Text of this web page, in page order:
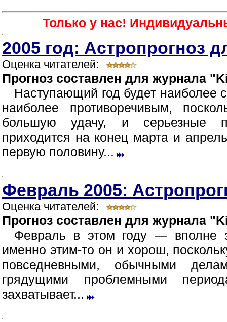
Только у нас!
2005 год: Астропрогноз
Оценка читателей:
Прогноз составлен для журнала
Наступающий год будет наиболее
наиболее противоречивым,
большую удачу, и серьезные
приходится на конец марта и
первую половину...
Февраль 2005:
Оценка читателей:
Прогноз составлен для журнала
Февраль в этом году — вполне
именно этим-то он и хорош,
повседневными, обычными
грядущими проблемными
захватывает...